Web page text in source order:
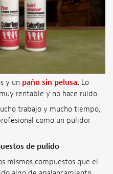
y un paño sin pelusa. Lo
rentable y no hace ruido.
trabajo y mucho tiempo,
como un pulidor
de pulido
mismos compuestos que el